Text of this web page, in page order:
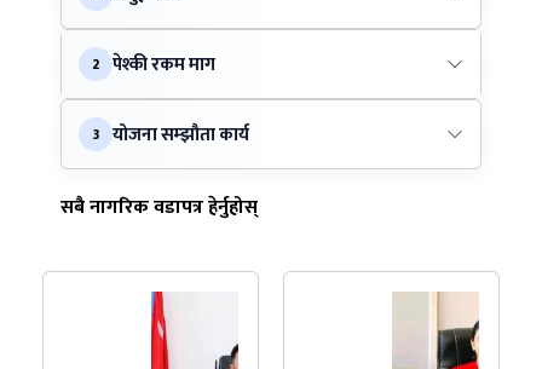
2 पेश्की रकम माग
3 योजना सम्झौता कार्य
सबै नागरिक वडापत्र हेर्नुहोस्